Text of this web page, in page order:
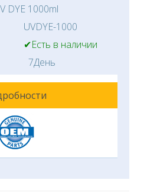
DYE 1000ml
UVDYE-1000
✔Есть в наличии
7День